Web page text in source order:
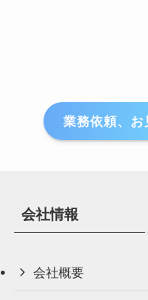
業務依頼、お
会社情報
会社概要